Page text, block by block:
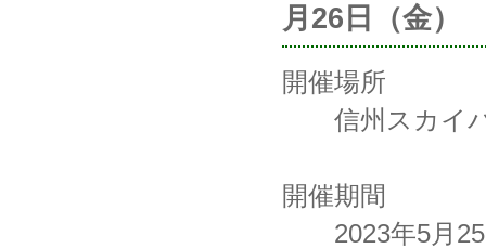
月26日（金）
開催場所
信州スカイ
開催期間
2023年5月25